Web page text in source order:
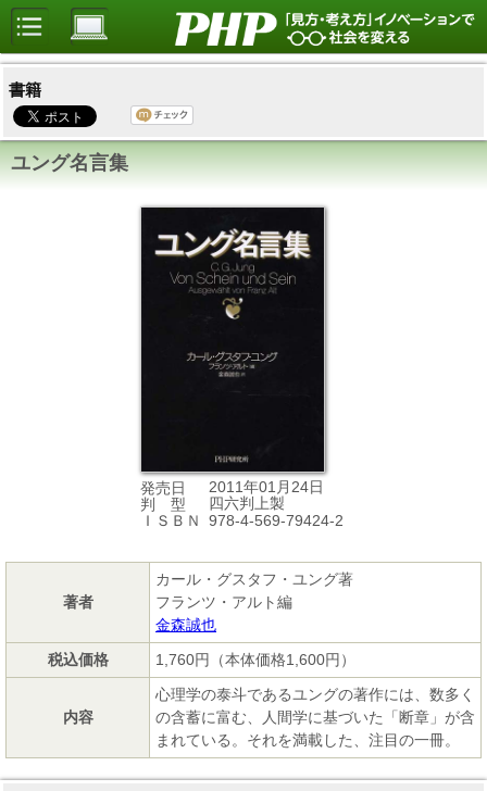
書籍
ユング名言集
発売日
2011年01月24日
判 型
四六判上製
ＩＳＢＮ
978-4-569-79424-2
著者
カール・グスタフ・ユング著
フランツ・アルト編
金森誠也
税込価格
1,760円（本体価格1,600円）
内容
心理学の泰斗であるユングの著作には、数多く
の含蓄に富む、人間学に基づいた「断章」が含
まれている。それを満載した、注目の一冊。